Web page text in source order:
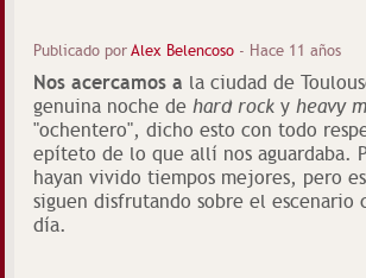
Publicado porAlex Belencoso - Hace 11 años
Nos acercamos a la ciudad de
genuina noche de hard rock y heavy
"ochentero", dicho esto con todo
epíteto de lo que allí nos aguardaba.
hayan vivido tiempos mejores, pero
siguen disfrutando sobre el escenario
día.